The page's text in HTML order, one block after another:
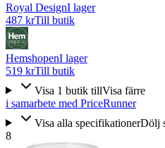
Royal DesignI lager
487 krTill butik
HemshopenI lager
519 krTill butik
Visa 1 butik tillVisa färre
i samarbete med PriceRunner
Visa alla specifikationerDölj
8